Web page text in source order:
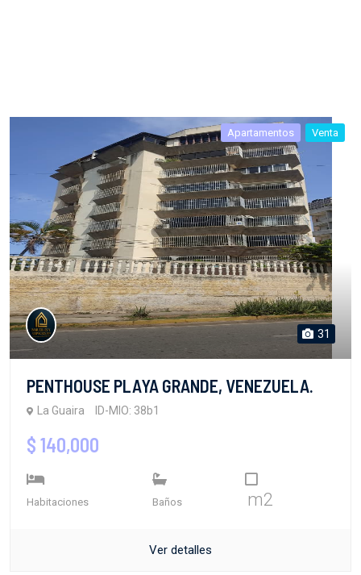
Apartamentos Venta
31
PENTHOUSE PLAYA GRANDE, VENEZUELA.
La Guaira ID-MIO: 38b1
$ 140,000
Habitaciones Baños m2
Ver detalles